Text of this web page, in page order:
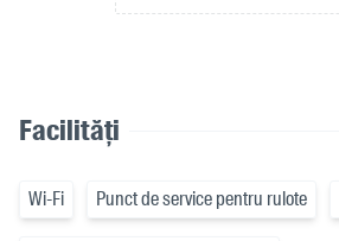
Facilități
Wi-Fi Punct de service pentru rulote